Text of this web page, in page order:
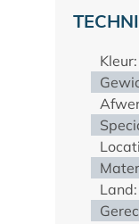
Kleur:
Land: